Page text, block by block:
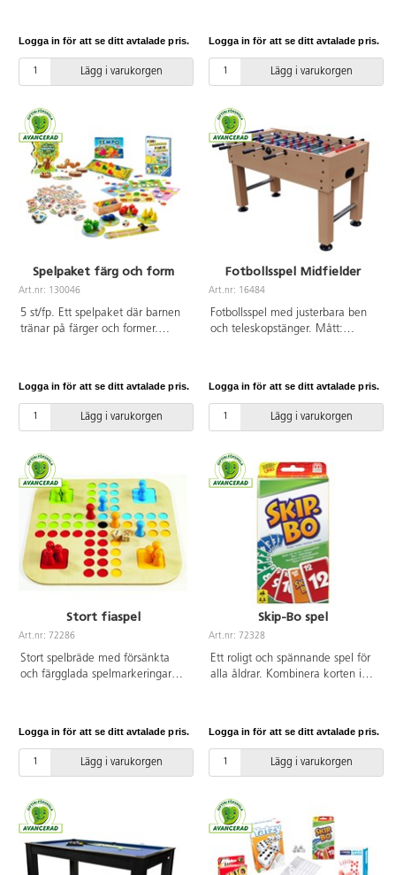
Tränar koncentration och visuell
perception. Med 300 bildkort. För
2-6 spelare. Av ingående FSC-
Logga in för att se ditt avtalade pris.
Lägg i varukorgen
Logga in för att se ditt avtalade pris.
Lägg i varukorgen
Spelpaket färg och form
Art.nr: 130046
5 st/fp. Ett spelpaket där barnen
tränar på färger och former.
spel Fruktträdgården 16527 och
137688 Hitta fisken. PVC-fri.
Rekommenderade för 2-6 år.
Logga in för att se ditt avtalade pris.
Lägg i varukorgen
Fotbollsspel Midfielder
Art.nr: 16484
Fotbollsspel med justerbara ben
och teleskopstänger. Mått:
Logga in för att se ditt avtalade pris.
Lägg i varukorgen
Stort fiaspel
Art.nr: 72286
Stort spelbräde med försänkta
och färgglada spelmarkeringar
ytbehandlat med hård lack.
Speltid ca 20 min. För 2-4
spelare. PVC-fri. Från 4 år.
Logga in för att se ditt avtalade pris.
Lägg i varukorgen
Skip-Bo spel
Art.nr: 72328
Ett roligt och spännande spel för
alla åldrar. Kombinera korten i
spelare. Av FSC-märkt kartong.
PVC-fri. Från 7 år.
Logga in för att se ditt avtalade pris.
Lägg i varukorgen